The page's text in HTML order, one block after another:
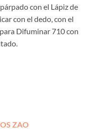
con el Lápiz de
con el dedo, con el
Difuminar 710 con
ZAO